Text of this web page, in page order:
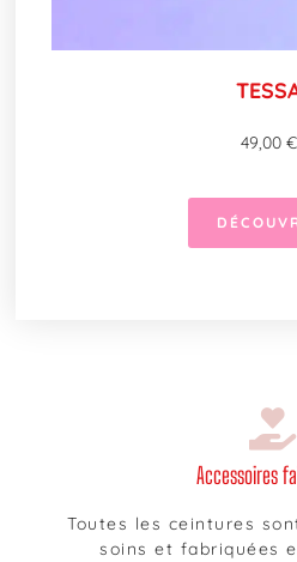
49,00 €
Accessoires
Toutes les ceintures
soins et fabriquées